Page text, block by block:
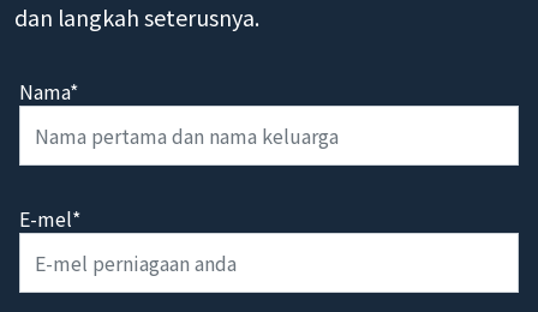
dan langkah seterusnya.
Nama*
E-mel*